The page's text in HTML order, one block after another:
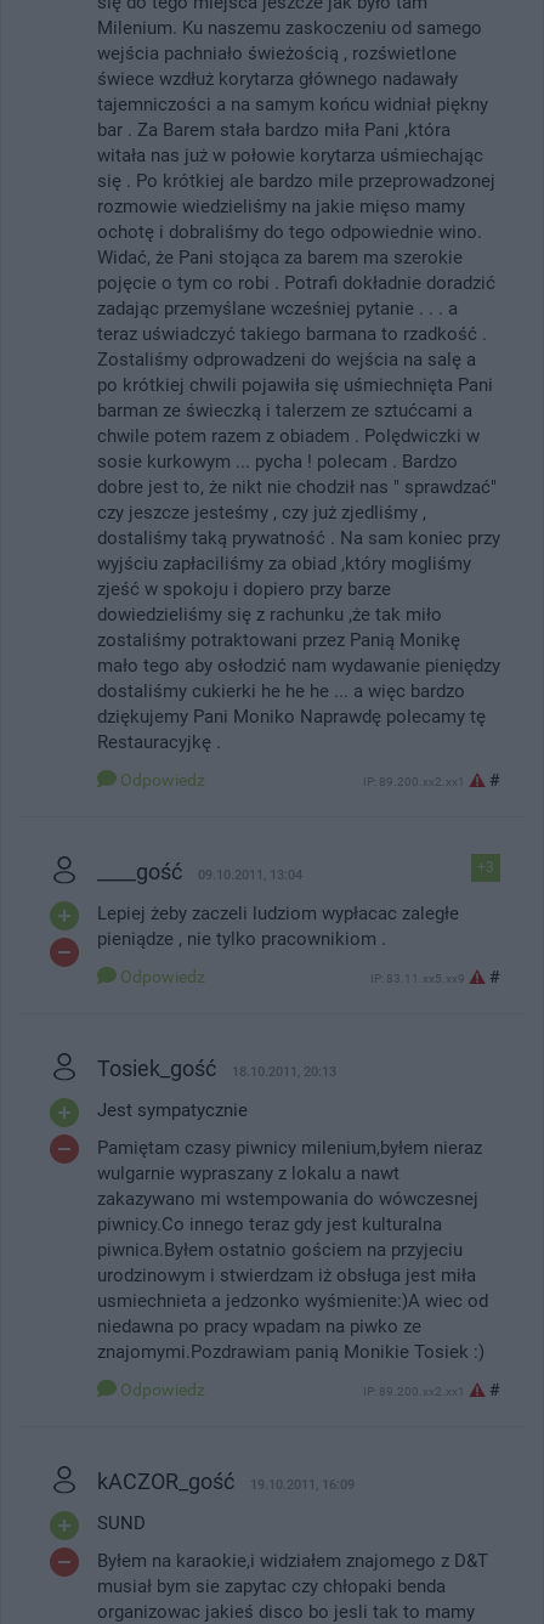
Milenium. Ku naszemu zaskoczeniu od samego
wejścia pachniało świeżością , rozświetlone
świece wzdłuż korytarza głównego nadawały
tajemniczości a na samym końcu widniał piękny
bar . Za Barem stała bardzo miła Pani ,która
witała nas już w połowie korytarza uśmiechając
się . Po krótkiej ale bardzo mile przeprowadzonej
rozmowie wiedzieliśmy na jakie mięso mamy
ochotę i dobraliśmy do tego odpowiednie wino.
Widać, że Pani stojąca za barem ma szerokie
pojęcie o tym co robi . Potrafi dokładnie doradzić
zadając przemyślane wcześniej pytanie . . . a
teraz uświadczyć takiego barmana to rzadkość .
Zostaliśmy odprowadzeni do wejścia na salę a
po krótkiej chwili pojawiła się uśmiechnięta Pani
barman ze świeczką i talerzem ze sztućcami a
chwile potem razem z obiadem . Polędwiczki w
sosie kurkowym ... pycha ! polecam . Bardzo
dobre jest to, że nikt nie chodził nas " sprawdzać"
czy jeszcze jesteśmy , czy już zjedliśmy ,
dostaliśmy taką prywatność . Na sam koniec przy
wyjściu zapłaciliśmy za obiad ,który mogliśmy
zjeść w spokoju i dopiero przy barze
dowiedzieliśmy się z rachunku ,że tak miło
zostaliśmy potraktowani przez Panią Monikę
mało tego aby osłodzić nam wydawanie pieniędzy
dostaliśmy cukierki he he he ... a więc bardzo
dziękujemy Pani Moniko Naprawdę polecamy tę
Restauracyjkę .
Odpowiedz IP: 89.200.xx2.xx1 #
+3
____gość 09.10.2011, 13:04
Lepiej żeby zaczeli ludziom wypłacac zaległe
pieniądze , nie tylko pracownikiom .
Odpowiedz IP: 83.11.xx5.xx9 #
Tosiek_gość 18.10.2011, 20:13
Jest sympatycznie
Pamiętam czasy piwnicy milenium,byłem nieraz
wulgarnie wypraszany z lokalu a nawt
zakazywano mi wstempowania do wówczesnej
piwnicy.Co innego teraz gdy jest kulturalna
piwnica.Byłem ostatnio gościem na przyjeciu
urodzinowym i stwierdzam iż obsługa jest miła
usmiechnieta a jedzonko wyśmienite:)A wiec od
niedawna po pracy wpadam na piwko ze
znajomymi.Pozdrawiam panią Monikie Tosiek :)
Odpowiedz IP: 89.200.xx2.xx1 #
kACZOR_gość 19.10.2011, 16:09
SUND
Byłem na karaokie,i widziałem znajomego z D&T
musiał bym sie zapytac czy chłopaki benda
organizowac jakieś disco bo jesli tak to mamy